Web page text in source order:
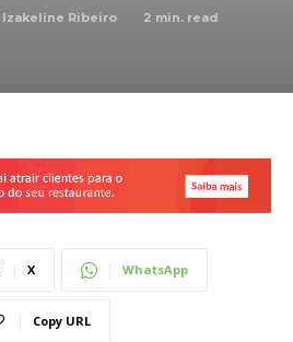
Izakeline Ribeiro 2 min. read
X WhatsApp
Copy URL